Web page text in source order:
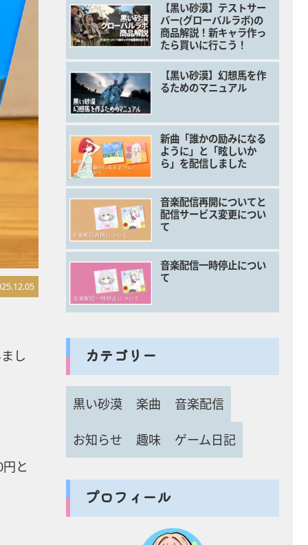
し
と
【黒い砂漠】テストサー
バー(グローバルラボ)の
商品解説！新キャラ作っ
たら買いに行こう！
【黒い砂漠】幻想馬を作
るためのマニュアル
新曲「誰かの励みになる
ように」と「眩しいか
ら」を配信しました
音楽配信再開についてと
配信サービス変更につい
て
音楽配信一時停止につい
て
カテゴリー
黒い砂漠 楽曲 音楽配信
お知らせ 趣味 ゲーム日記
プロフィール